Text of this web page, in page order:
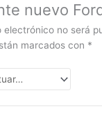
nuevo
no será
marcados con *